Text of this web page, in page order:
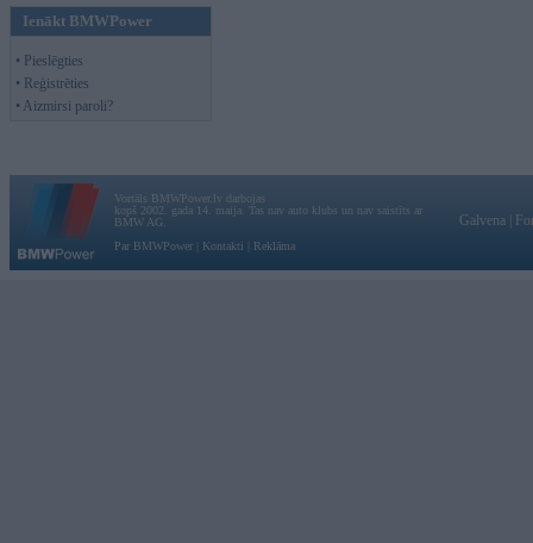
Ienākt BMWPower
• Pieslēgties
• Reģistrēties
• Aizmirsi paroli?
Vortāls BMWPower.lv darbojas
kopš 2002. gada 14. maija. Tas nav auto klubs un nav saistīts ar
BMW AG.
Par BMWPower
Kontakti Reklāma
Galvena